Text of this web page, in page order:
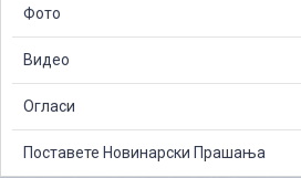
Фото
Видео
Огласи
Поставете Новинарски Прашања